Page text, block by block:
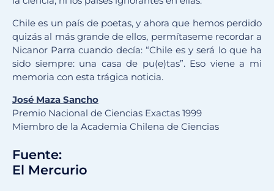
Chile es un país de poetas, y ahora que hemos perdido
quizás al más grande de ellos, permítaseme recordar a
Nicanor Parra cuando decía: “Chile es y será lo que ha
sido siempre: una casa de pu(e)tas”. Eso viene a mi
memoria con esta trágica noticia.
José Maza Sancho
Premio Nacional de Ciencias Exactas 1999
Miembro de la Academia Chilena de Ciencias
Fuente:
El Mercurio